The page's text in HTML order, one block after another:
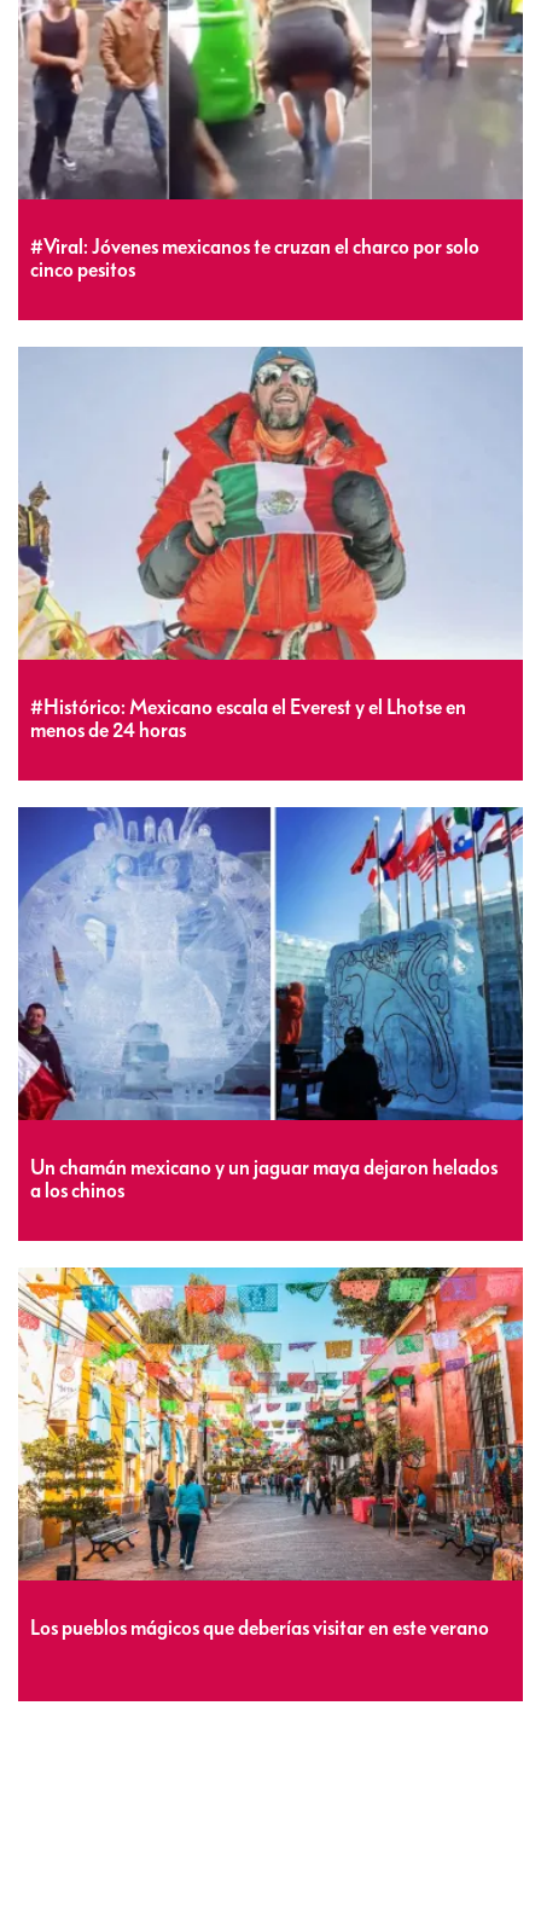
#Viral: Jóvenes mexicanos te cruzan el charco por solo
cinco pesitos
#Histórico: Mexicano escala el Everest y el Lhotse en
menos de 24 horas
Un chamán mexicano y un jaguar maya dejaron helados
a los chinos
Los pueblos mágicos que deberías visitar en este verano